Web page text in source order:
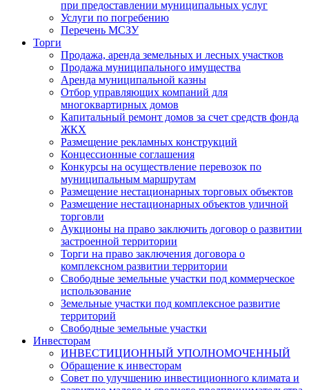
при предоставлении муниципальных услуг
Услуги по погребению
Перечень МСЗУ
Торги
Продажа, аренда земельных и лесных участков
Продажа муниципального имущества
Аренда муниципальной казны
Отбор управляющих компаний для
многоквартирных домов
Капитальный ремонт домов за счет средств фонда
ЖКХ
Размещение рекламных конструкций
Концессионные соглашения
Конкурсы на осуществление перевозок по
муниципальным маршрутам
Размещение нестационарных торговых объектов
Размещение нестационарных объектов уличной
торговли
Аукционы на право заключить договор о развитии
застроенной территории
Торги на право заключения договора о
комплексном развитии территории
Свободные земельные участки под коммерческое
использование
Земельные участки под комплексное развитие
территорий
Свободные земельные участки
Инвесторам
ИНВЕСТИЦИОННЫЙ УПОЛНОМОЧЕННЫЙ
Обращение к инвесторам
Совет по улучшению инвестиционного климата и